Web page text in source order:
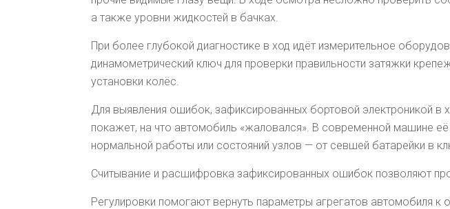
а также уровни жидкостей в бачках.
При более глубокой диагностике в ход идёт измерительное
динамометрический ключ для проверки правильности затяжки
установки колёс.
Для выявления ошибок, зафиксированных бортовой электроникой
покажет, на что автомобиль «жаловался». В современной машине
нормальной работы или состояний узлов — от севшей батарейки в
Считывание и расшифровка зафиксированных ошибок позволяют
Регулировки помогают вернуть параметры агрегатов автомобиля